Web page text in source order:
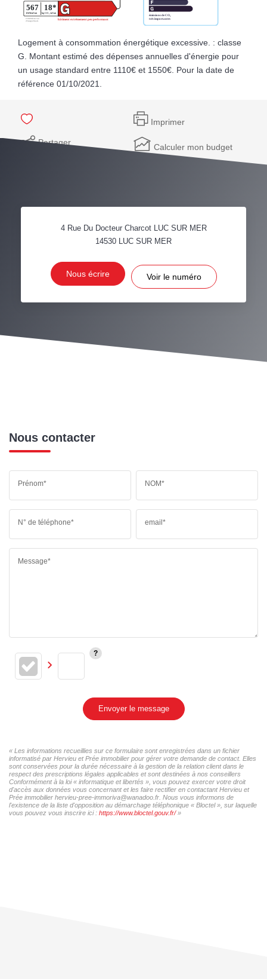
Logement à consommation énergétique excessive. : classe
G. Montant estimé des dépenses annuelles d'énergie pour
un usage standard entre 1110€ et 1550€. Pour la date de
référence 01/10/2021.
Imprimer
Partager Calculer mon budget
4 Rue Du Docteur Charcot LUC SUR MER
14530 LUC SUR MER
Nous écrire Voir le numéro
Nous contacter
Prénom* NOM*
N° de téléphone* email*
Message*
Envoyer le message
« Les informations recueillies sur ce formulaire sont enregistrées dans un fichier
informatisé par Hervieu et Prée immobilier pour gérer votre demande de contact. Elles
sont conservées pour la durée nécessaire à la gestion de la relation client dans le
respect des prescriptions légales applicables et sont destinées à nos conseillers
Conformément à la loi « informatique et libertés », vous pouvez exercer votre droit
d'accès aux données vous concernant et les faire rectifier en contactant Hervieu et
Prée immobilier hervieu-pree-immoriva@wanadoo.fr. Nous vous informons de
l'existence de la liste d'opposition au démarchage téléphonique « Bloctel », sur laquelle
vous pouvez vous inscrire ici : https://www.bloctel.gouv.fr/»